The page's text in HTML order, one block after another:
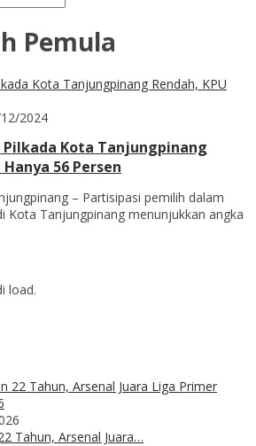
Pemula
2024
Kota Tanjungpinang
56 Persen
– Partisipasi pemilih dalam
Kota Tanjungpinang menunjukkan angka
load.
Tahun, Arsenal Juara…